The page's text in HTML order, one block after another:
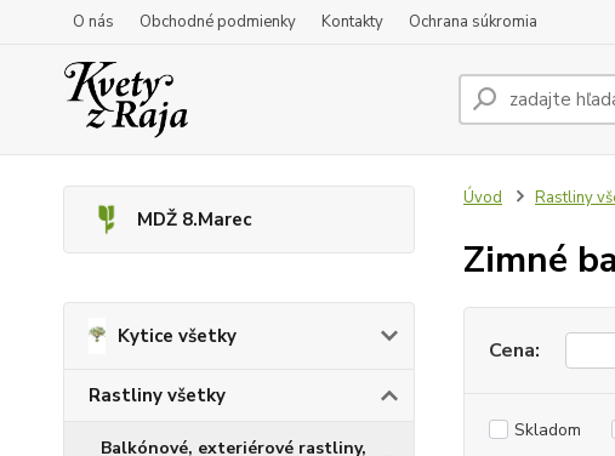
O nás Obchodné podmienky Kontakty Ochrana súkromia
MDŽ 8.Marec
Kytice všetky
Rastliny všetky
Balkónové, exteriérové rastliny,
Úvod Rastliny
Zimné
Cena:
Skladom